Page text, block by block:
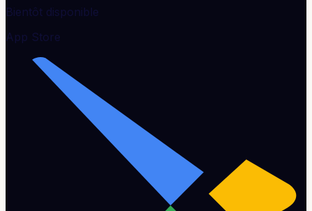
Bientôt disponible
App Store